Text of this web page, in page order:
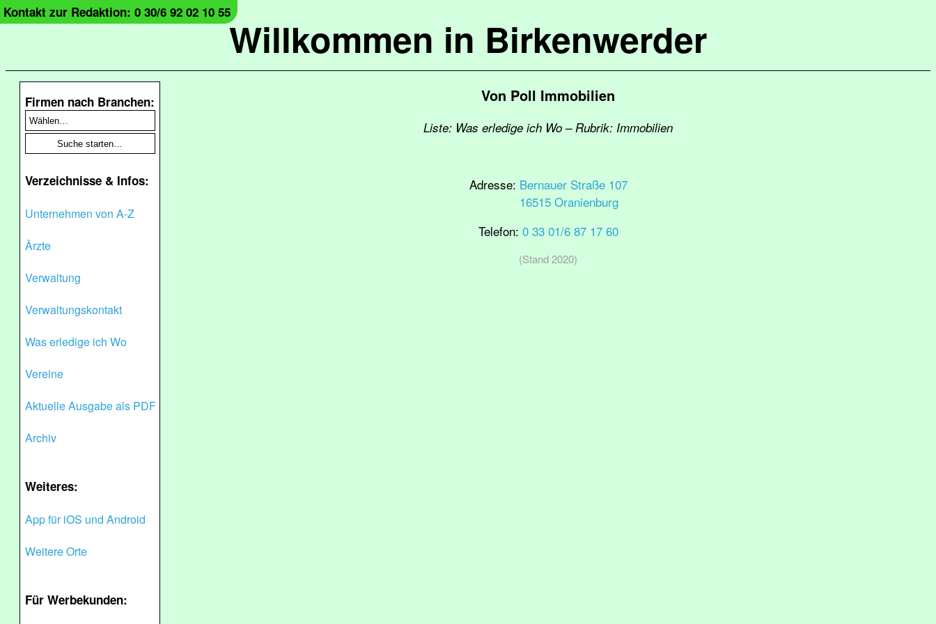
Willkommen in Birkenwerder
Kontakt zur Redaktion: 0 30/6 92 02 10 55
Firmen nach Branchen:
Verzeichnisse & Infos:
Unternehmen von A-Z
Ärzte
Verwaltung
Verwaltungskontakt
Was erledige ich Wo
Vereine
Aktuelle Ausgabe als PDF
Archiv
Weiteres:
App für iOS und Android
Weitere Orte
Für Werbekunden:
Von Poll Immobilien
Liste: Was erledige ich Wo – Rubrik: Immobilien
Adresse: Bernauer Straße 107
16515 Oranienburg
Telefon: 0 33 01/6 87 17 60
(Stand 2020)